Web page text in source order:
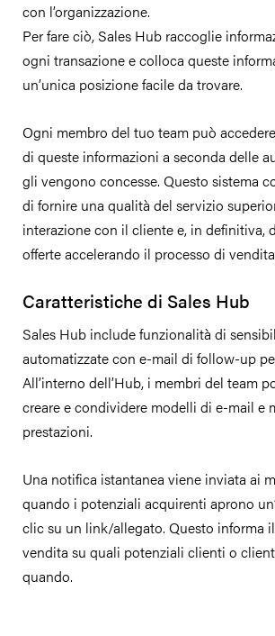
con l’organizzazione.
Per fare ciò, Sales Hub raccoglie
ogni transazione e colloca queste
un’unica posizione facile da trovare.
Ogni membro del tuo team può
di queste informazioni a seconda delle
gli vengono concesse. Questo sistema
di fornire una qualità del servizio
interazione con il cliente e, in definitiva,
offerte accelerando il processo di
Caratteristiche di Sales Hub
Sales Hub include funzionalità di
automatizzate con e-mail di follow-up
All’interno dell’Hub, i membri del team
creare e condividere modelli di e-mail e
prestazioni.
Una notifica istantanea viene inviata ai
quando i potenziali acquirenti aprono
clic su un link/allegato. Questo informa
vendita su quali potenziali clienti o
quando.